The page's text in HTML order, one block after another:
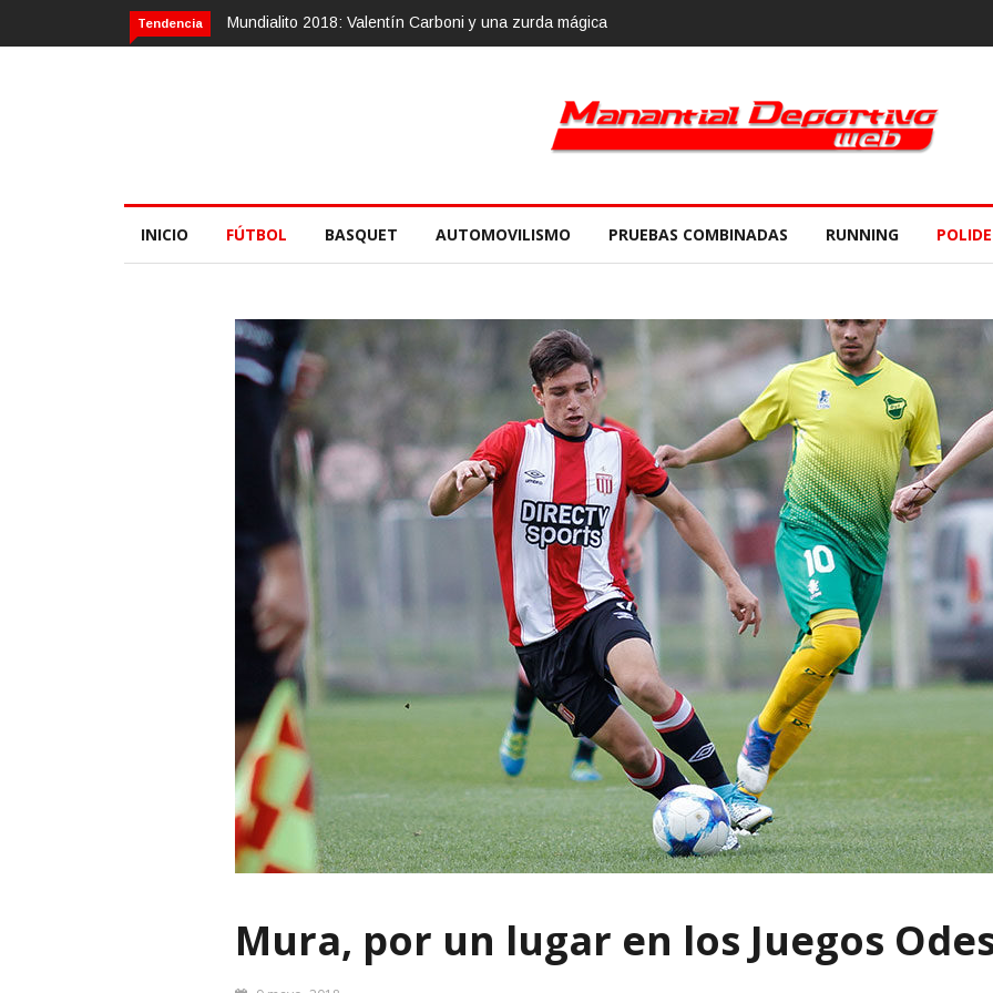
Tendencia
Carboni y una zurda mágicaCalvario Race 2018, 10 de noviembre
INICIO FÚTBOL BASQUET AUTOMOVILISMO PRUEBAS COMBINADAS RUNNING
Mura, por un lugar en los Juegos